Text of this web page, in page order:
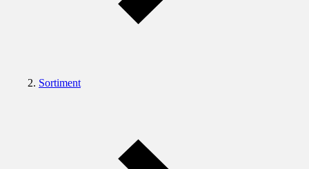
Sortiment